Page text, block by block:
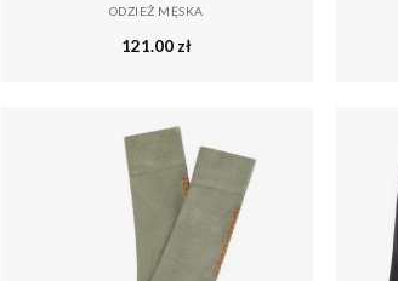
ODZIEŻ MĘSKA
121.00 zł